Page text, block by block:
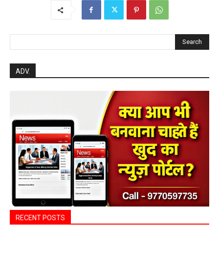
Search
ADV.
RECENT POSTS